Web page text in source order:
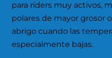
para riders muy activos,
polares de mayor grosor
abrigo cuando las
especialmente bajas.